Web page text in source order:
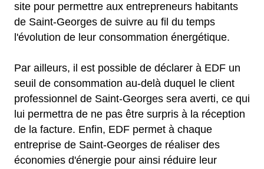
site pour permettre aux entrepreneurs habitants
de Saint-Georges de suivre au fil du temps
l'évolution de leur consommation énergétique.
Par ailleurs, il est possible de déclarer à EDF un
seuil de consommation au-delà duquel le client
professionnel de Saint-Georges sera averti, ce qui
lui permettra de ne pas être surpris à la réception
de la facture. Enfin, EDF permet à chaque
entreprise de Saint-Georges de réaliser des
économies d'énergie pour ainsi réduire leur